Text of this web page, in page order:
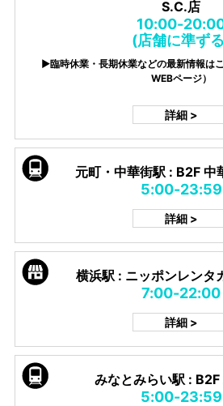
S.C.店
10:00-
(店舗に準ず
▶臨時休業・長期休業などの最新情報は
WEBページ）
詳細 >
元町・中華街駅 : B2F 中
5:00-23:59
詳細 >
横浜駅 : ニッポンレンタ
7:00-22:00
詳細 >
みなとみらい駅 :
5:00-23:59